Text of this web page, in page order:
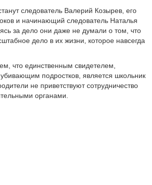
следователь Валерий Козырев, его
и начинающий следователь Наталья
за дело они даже не думали о том, что
дело в их жизни, которое навсегда
что единственным свидетелем,
подростков, является школьник
не приветствуют сотрудничество
органами.